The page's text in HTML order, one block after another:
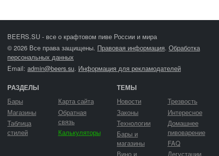
BEERS.SU - все о крафтовом пиве России и мира
© 2026 Все права защищены. Правовая информация. Обработка
персональных данных
Email: admin@beers.su. Информация для рекламодателей
РАЗДЕЛЫ
Бары
Магазины
Таблица
стилей
Карта сайта
Обратная
связь
Калькуляторы
ТЕМЫ
Новости
Законы
Технологии
Бары и
магазины
Вино и
Трезвость
Интересное
Домашнее
пивоварение
FAQ
Дегустации